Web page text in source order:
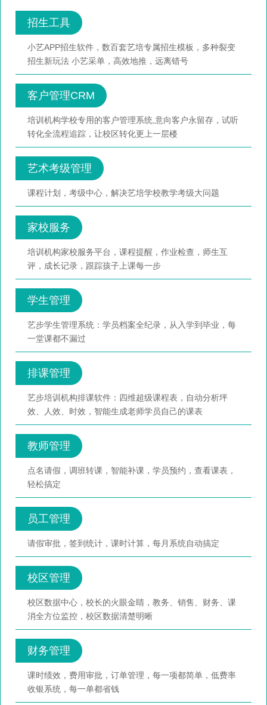
招生工具
小艺APP招生软件，数百套艺培专属招生模板，多种裂变
招生新玩法 小艺采单，高效地推，远离错号
客户管理CRM
培训机构学校专用的客户管理系统,意向客户永留存，试听
转化全流程追踪，让校区转化更上一层楼
艺术考级管理
课程计划，考级中心，解决艺培学校教学考级大问题
家校服务
培训机构家校服务平台，课程提醒，作业检查，师生互
评，成长记录，跟踪孩子上课每一步
学生管理
艺步学生管理系统：学员档案全纪录，从入学到毕业，每
一堂课都不漏过
排课管理
艺步培训机构排课软件：四维超级课程表，自动分析坪
效、人效、时效，智能生成老师学员自己的课表
教师管理
点名请假，调班转课，智能补课，学员预约，查看课表，
轻松搞定
员工管理
请假审批，签到统计，课时计算，每月系统自动搞定
校区管理
校区数据中心，校长的火眼金睛，教务、销售、财务、课
消全方位监控，校区数据清楚明晰
财务管理
课时绩效，费用审批，订单管理，每一项都简单，低费率
收银系统，每一单都省钱